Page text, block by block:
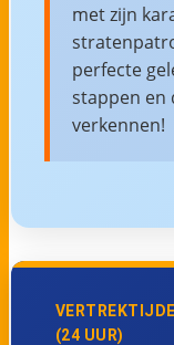
met zijn
perfecte
stappen en
verkennen!
(24 UUR)